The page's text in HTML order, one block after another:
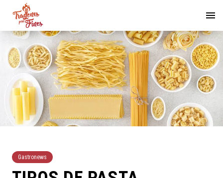
Gastronews